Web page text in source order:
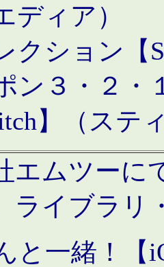
ディア）
クション【
ン３・２
】（ステ
エムツーに
ライブラリ
と一緒！【